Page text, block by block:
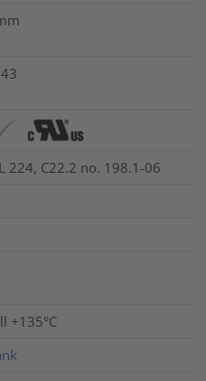
224, C22.2 no. 198.1-06
+135°C